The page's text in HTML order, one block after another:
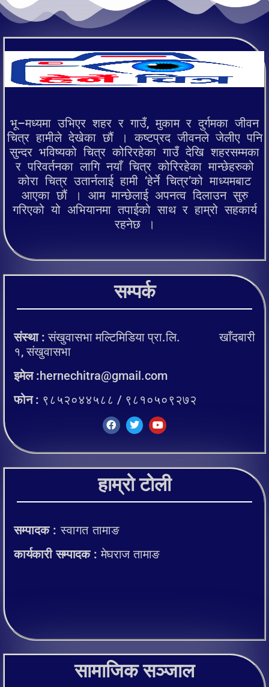
भू–मध्यमा उभिएर शहर र गाउँ, मुकाम र दुर्गमका जीवन
चित्र हामीले देखेका छौं । कष्टप्रद जीवनले जेलीए पनि
सुन्दर भविष्यको चित्र कोरिरहेका गाउँ देखि शहरसम्मका
र परिवर्तनका लागि नयाँ चित्र कोरिरहेका मान्छेहरुको
कोरा चित्र उतार्नलाई हामी ‘हेर्ने चित्र’को माध्यमबाट
आएका छौं । आम मान्छेलाई अपनत्व दिलाउन सुरु
गरिएको यो अभियानमा तपाईको साथ र हाम्रो सहकार्य
रहनेछ ।
सम्पर्क
संस्था : संखुवासभा मल्टिमिडिया प्रा.लि. खाँदबारी
१, संखुवासभा
इमेल :hernechitra@gmail.com
फोन : ९८५२०४४५८८ / ९८१०५०९२७२
हाम्रो टोली
सम्पादक :स्वागत तामाङ
कार्यकारी सम्पादक :मेघराज तामाङ
सामाजिक सञ्जाल